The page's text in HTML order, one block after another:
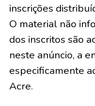
inscrições
O material não
dos inscritos são
neste anúncio, a
especificamente
Acre.